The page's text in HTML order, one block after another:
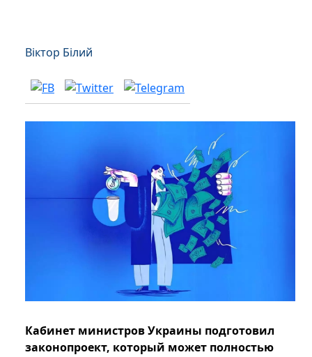
Віктор Білий
Кабинет министров Украины подготовил
законопроект, который может полностью